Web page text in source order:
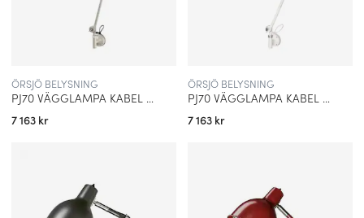
ÖRSJÖ BELYSNING
PJ70 VÄGGLAMPA KABEL VARMGRÅ
7 163 kr
ÖRSJÖ BELYSNING
PJ70 VÄGGLAMPA KABEL VIT
7 163 kr